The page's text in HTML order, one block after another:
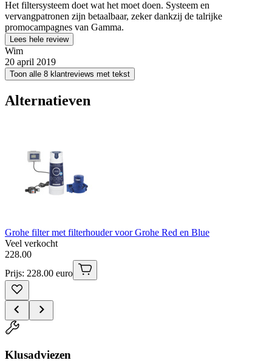
Het filtersysteem doet wat het moet doen. Systeem en
vervangpatronen zijn betaalbaar, zeker dankzij de talrijke
promocampagnes van Gamma.
Lees hele review
Wim
20 april 2019
Toon alle 8 klantreviews met tekst
Alternatieven
Grohe filter met filterhouder voor Grohe Red en Blue
Veel verkocht
228.00
Prijs: 228.00 euro
Klusadviezen